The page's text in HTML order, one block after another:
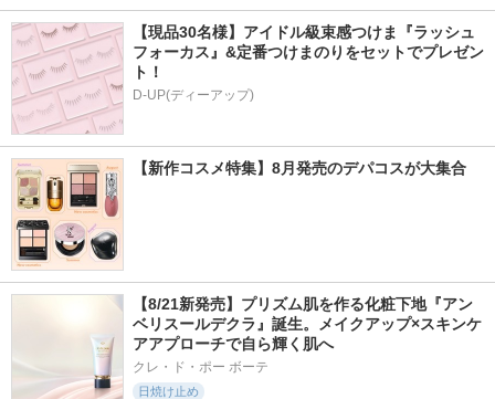
【現品30名様】アイドル級束感つけま『ラッシュ
フォーカス』&定番つけまのりをセットでプレゼン
ト！
D-UP(ディーアップ)
【新作コスメ特集】8月発売のデパコスが大集合
【8/21新発売】プリズム肌を作る化粧下地『アン
ベリスールデクラ』誕生。メイクアップ×スキンケ
アアプローチで自ら輝く肌へ
クレ・ド・ポー ボーテ
日焼け止め